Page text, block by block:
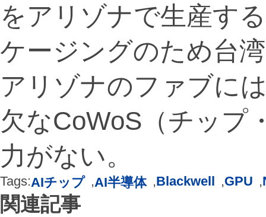
をアリゾナで生産す
ケージングのため台
アリゾナのファブに
欠なCoWoS（チップ
力がない。
Tags:AIチップ ,AI半導体 ,Blackwell ,GPU ,
関連記事